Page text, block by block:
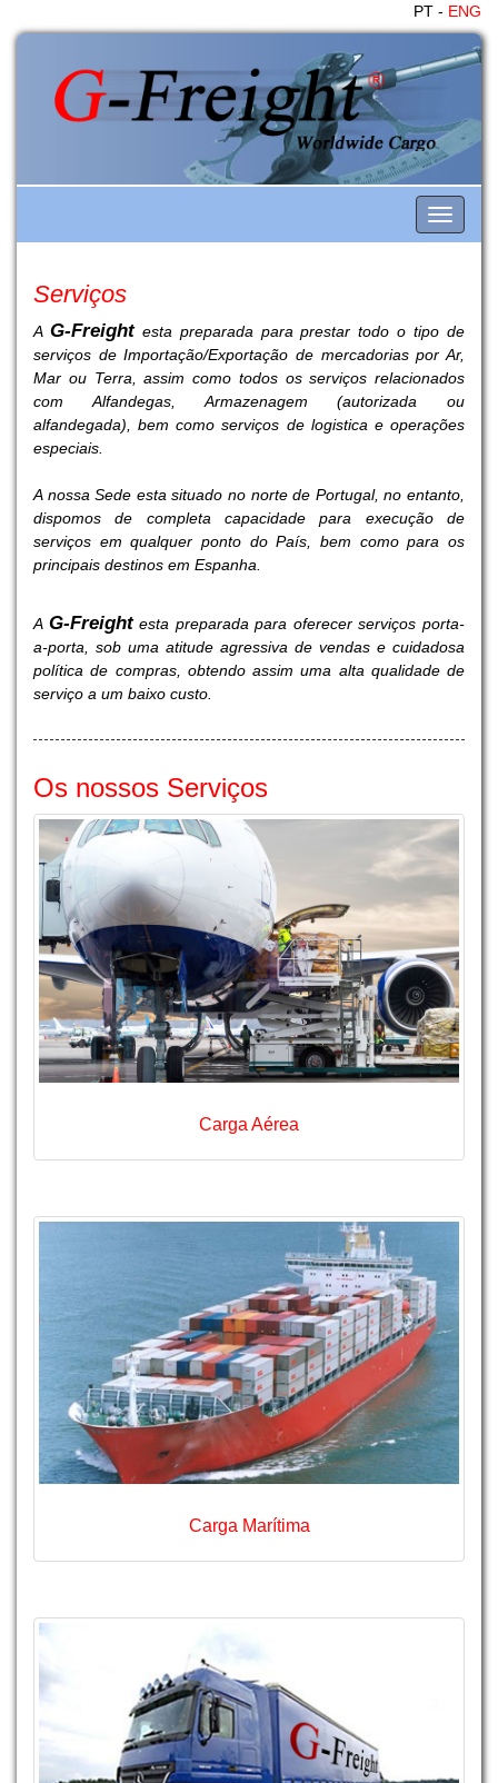
PT - ENG
Toggle
Serviços
A G-Freightesta preparada para prestar todo o tipo de
serviços de Importação/Exportação de mercadorias por Ar,
Mar ou Terra, assim como todos os serviços relacionados
com Alfandegas, Armazenagem (autorizada ou
alfandegada), bem como serviços de logistica e operações
especiais.
A nossa Sede esta situado no norte de Portugal, no entanto,
dispomos de completa capacidade para execução de
serviços em qualquer ponto do País, bem como para os
principais destinos em Espanha.
A G-Freightesta preparada para oferecer serviços porta-
a-porta, sob uma atitude agressiva de vendas e cuidadosa
política de compras, obtendo assim uma alta qualidade de
serviço a um baixo custo.
Os nossos Serviços
Carga Aérea
Carga Marítima